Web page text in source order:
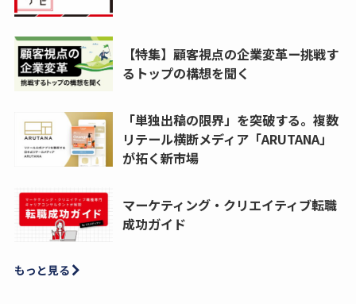
【特集】顧客視点の企業変革ー挑戦す
るトップの構想を聞く
「単独出稿の限界」を突破する。複数
リテール横断メディア「ARUTANA」
が拓く新市場
マーケティング・クリエイティブ転職
成功ガイド
もっと見る